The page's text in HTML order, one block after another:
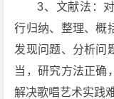
3、文献法：
行归纳、整理、概
发现问题、分析问
当，研究方法正确
解决歌唱艺术实践